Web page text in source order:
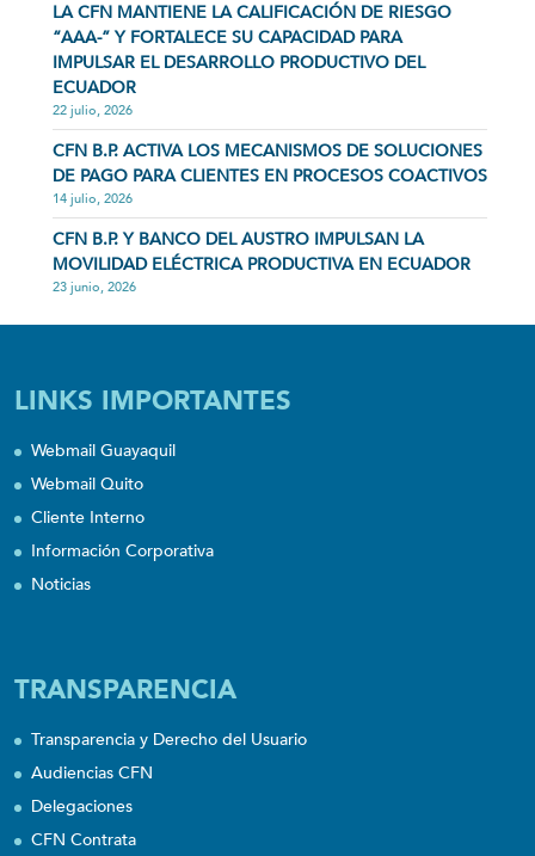
LA CFN MANTIENE LA CALIFICACIÓN DE RIESGO
“AAA-” Y FORTALECE SU CAPACIDAD PARA
IMPULSAR EL DESARROLLO PRODUCTIVO DEL
ECUADOR
22 julio, 2026
CFN B.P. ACTIVA LOS MECANISMOS DE SOLUCIONES
DE PAGO PARA CLIENTES EN PROCESOS COACTIVOS
14 julio, 2026
CFN B.P. Y BANCO DEL AUSTRO IMPULSAN LA
MOVILIDAD ELÉCTRICA PRODUCTIVA EN ECUADOR
23 junio, 2026
LINKS IMPORTANTES
Webmail Guayaquil
Webmail Quito
Cliente Interno
Información Corporativa
Noticias
TRANSPARENCIA
Transparencia y Derecho del Usuario
Audiencias CFN
Delegaciones
CFN Contrata